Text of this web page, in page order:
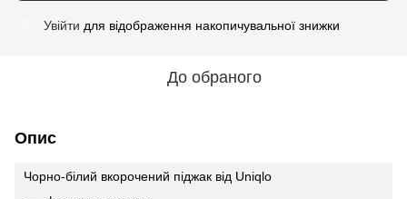
Увійти для відображення накопичувальної знижки
До обраного
Опис
Чорно-бiлий вкорочений піджак вiд Uniqlo